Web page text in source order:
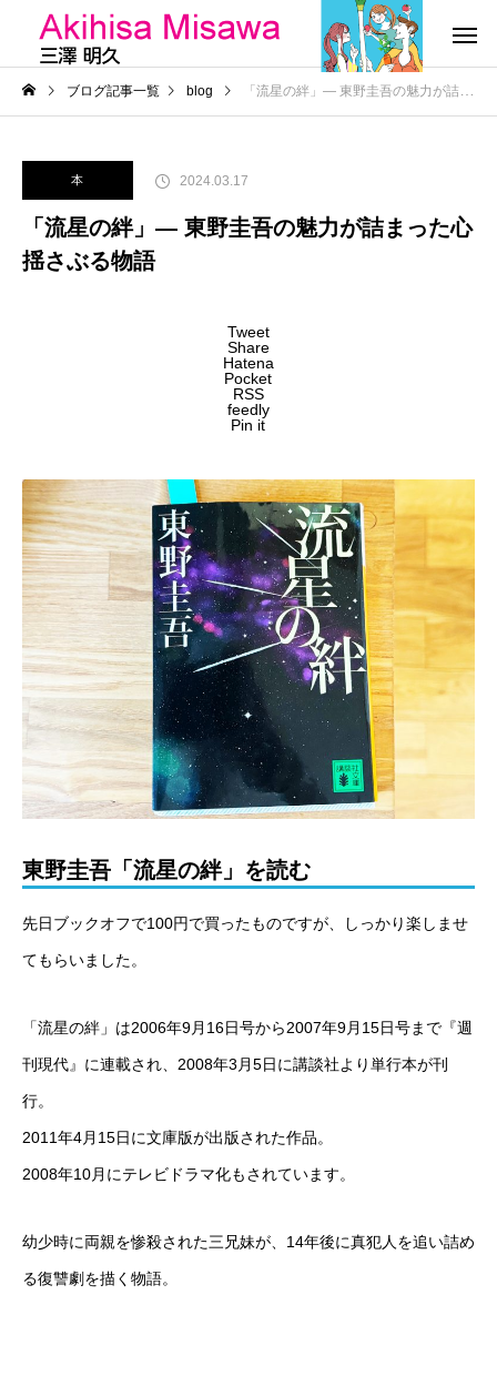
ブログ記事一覧 blog 「流星の絆」― 東野圭吾の魅力が詰まった心揺さぶる物語
本 2024.03.17
「流星の絆」― 東野圭吾の魅力が詰まった心
揺さぶる物語
Tweet
Share
Hatena
Pocket
RSS
feedly
Pin it
東野圭吾「流星の絆」を読む
先日ブックオフで100円で買ったものですが、しっかり楽しませ
てもらいました。
「流星の絆」は2006年9月16日号から2007年9月15日号まで『週
刊現代』に連載され、2008年3月5日に講談社より単行本が刊
行。
2011年4月15日に文庫版が出版された作品。
2008年10月にテレビドラマ化もされています。
幼少時に両親を惨殺された三兄妹が、14年後に真犯人を追い詰め
る復讐劇を描く物語。